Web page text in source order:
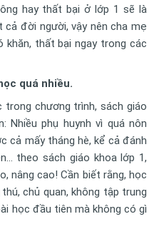
hay thất bại ở lớp 1 sẽ là
đời người, vậy nên cha mẹ
khăn, thất bại ngay trong các
quá nhiều.
chương trình, sách giáo
Nhiều phụ huynh vì quá nôn
cả mấy tháng hè, kể cả đánh
theo sách giáo khoa lớp 1,
nâng cao! Cần biết rằng, học
chủ quan, không tập trung
học đầu tiên mà không có gì